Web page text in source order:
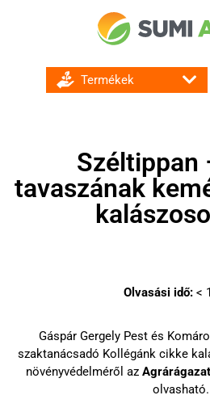
Széltippan
tavaszának
Olvasási idő: < 1
Gáspár Gergely Pest és
szaktanácsadó Kollégánk cikke
növényvédelméről az Agrárágazat
olvasható.